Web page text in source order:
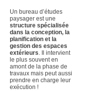
Un bureau d’études
paysager est une
structure spécialisée
dans la conception, la
planification et la
gestion des espaces
extérieurs . Il intervient
le plus souvent en
amont de la phase de
travaux mais peut aussi
prendre en charge leur
exécution !